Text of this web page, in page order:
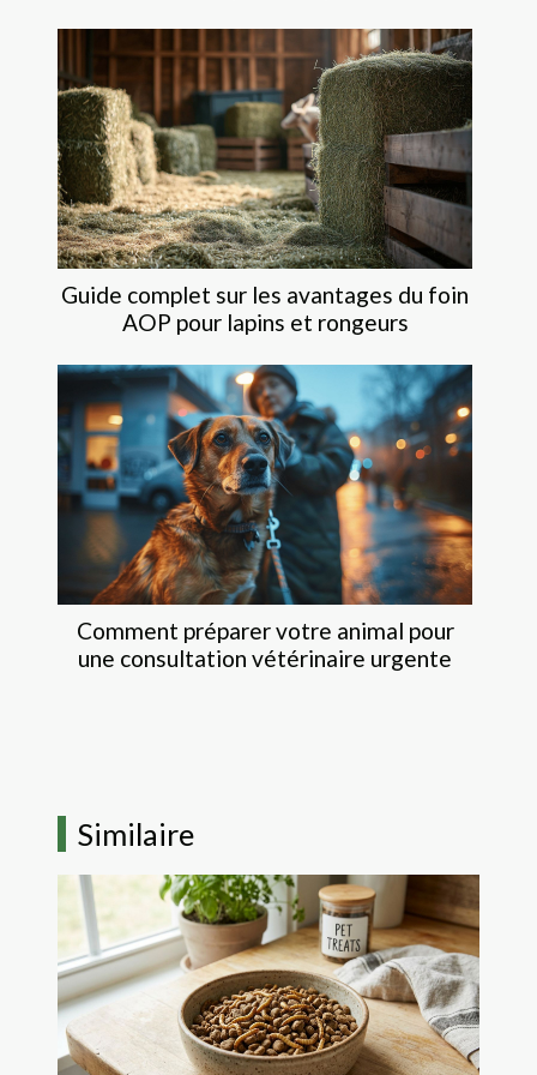
Guide complet sur les avantages du foin
AOP pour lapins et rongeurs
Comment préparer votre animal pour
une consultation vétérinaire urgente
Similaire